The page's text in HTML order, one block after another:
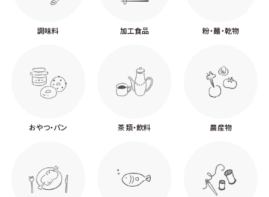
調味料 加工食品 粉・麺・乾物
おやつ・パン 茶類・飲料 農産物